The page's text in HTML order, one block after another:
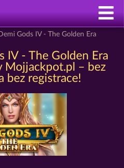
Gods IV - The Golden Era
IV - The Golden Era
Mojjackpot.pl – bez
bez registrace!